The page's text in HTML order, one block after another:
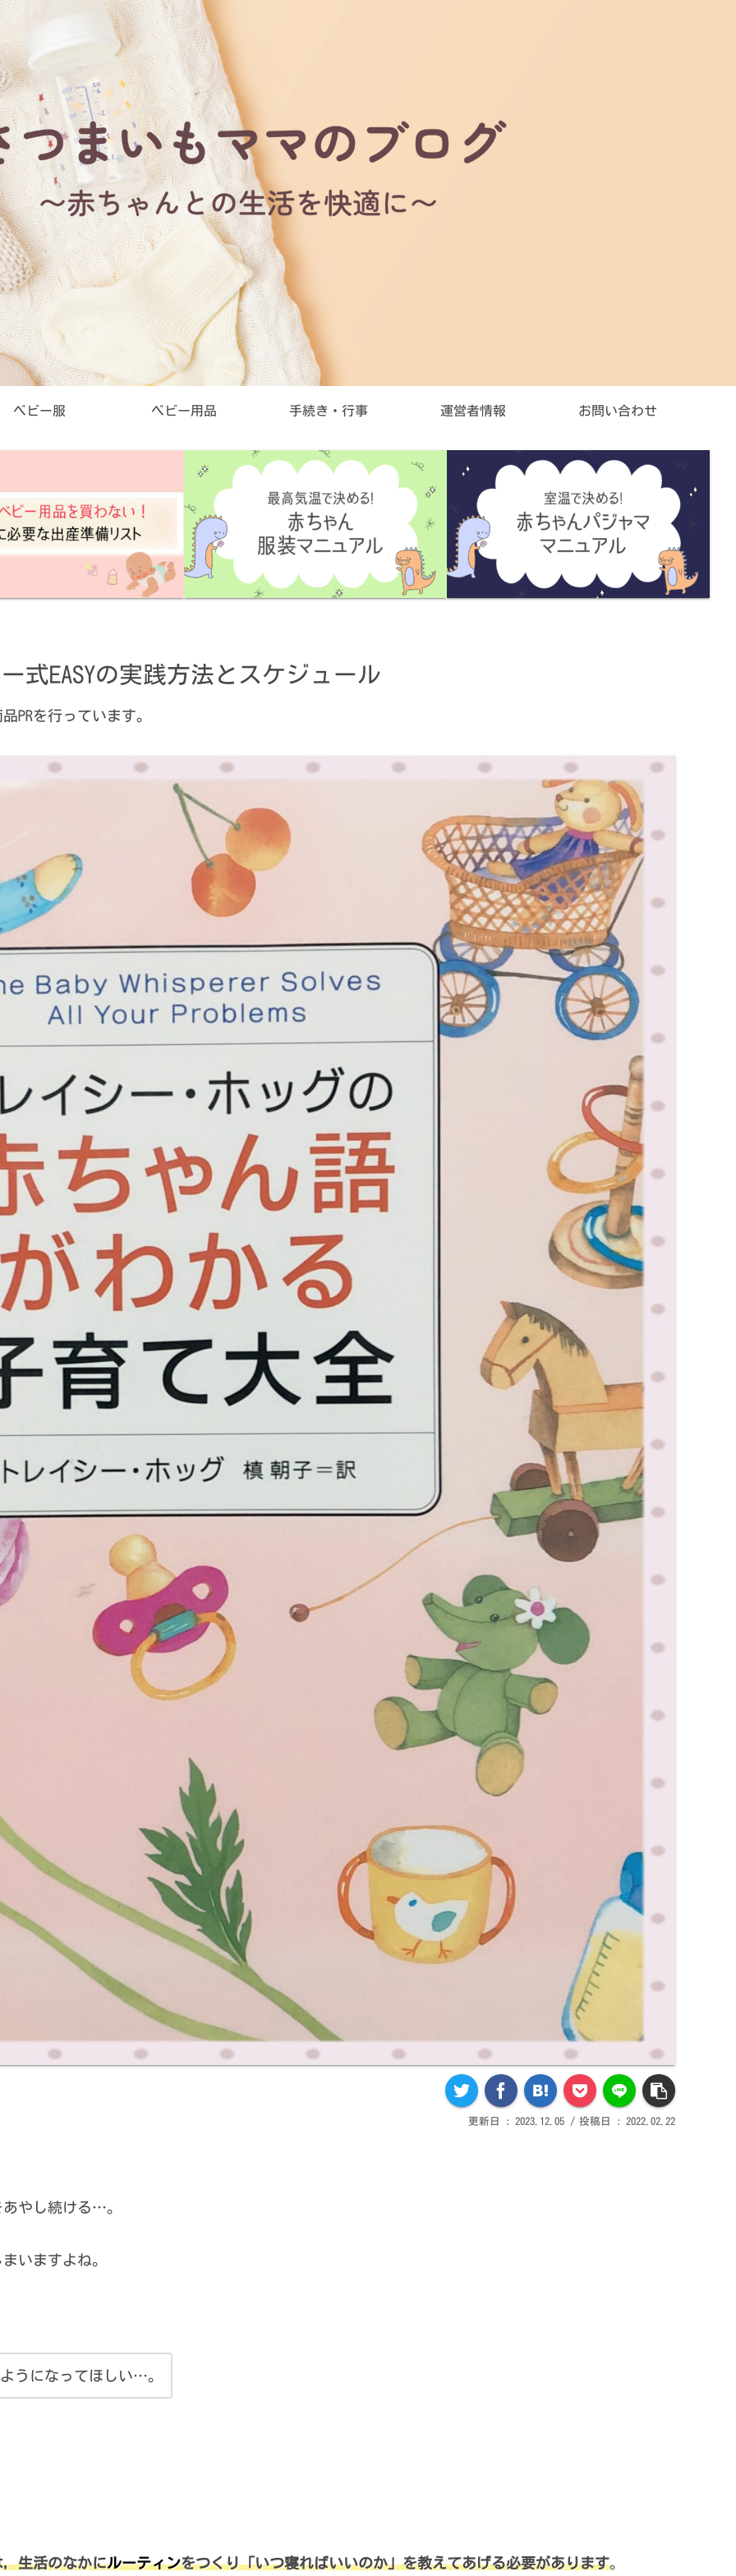
ベビー服 ベビー用品 手続き・行事 運営者情報 お問い合わせ
式EASYの実践方法とスケジュール
PRを行っています。
2023.12.05 2022.02.22
やし続ける…。
いますよね。
うになってほしい…。
生活のなかにルーティンをつくり「いつ寝ればいいのか」を教えてあげる必要があります。